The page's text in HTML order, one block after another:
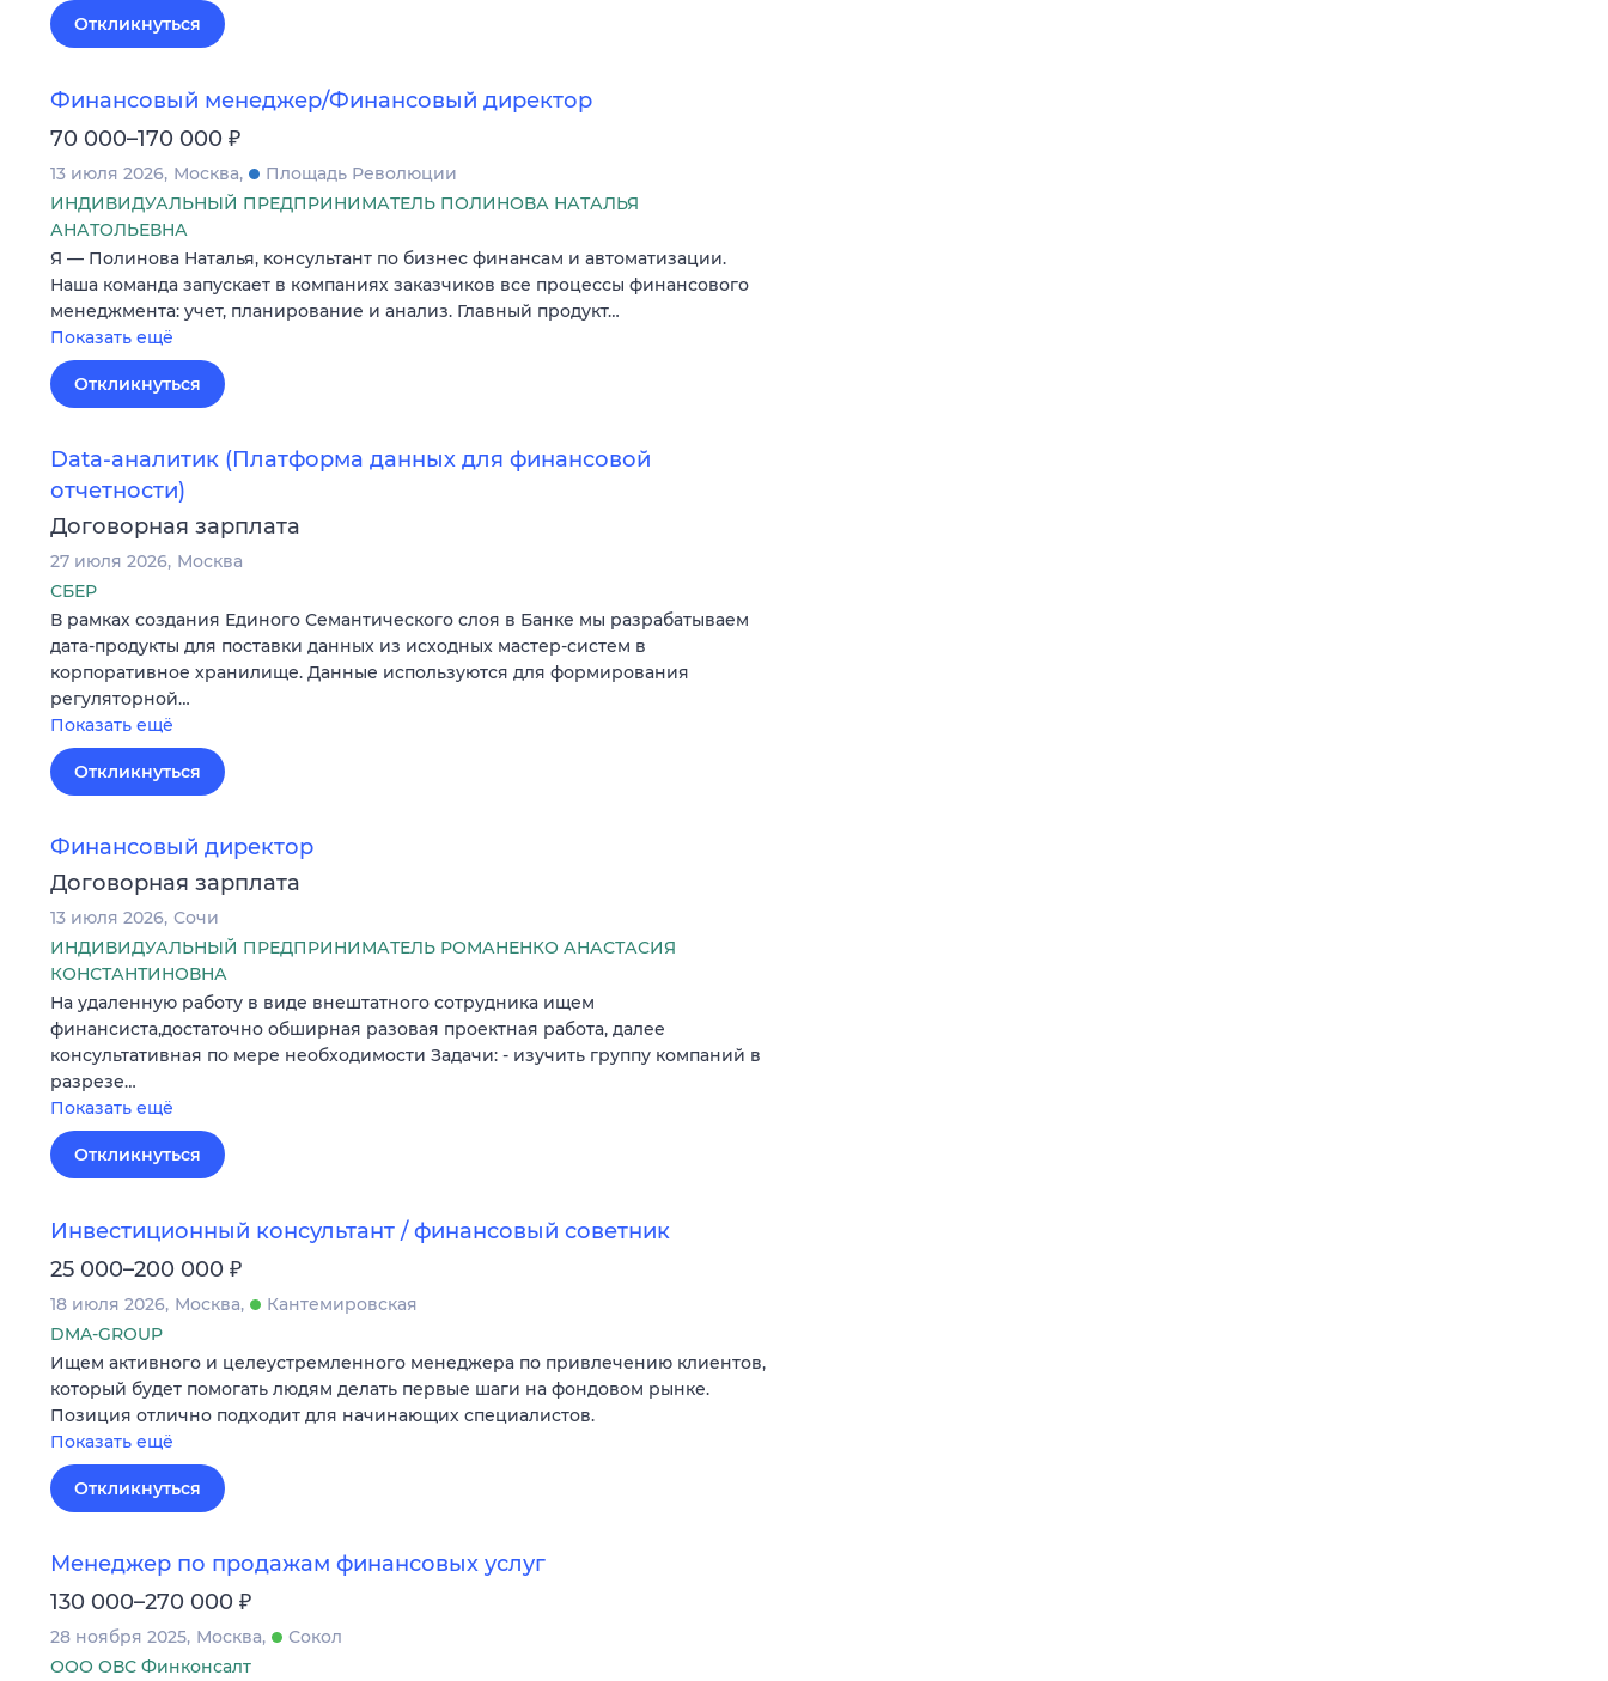
Откликнуться
Финансовый менеджер/Финансовый директор
70 000–170 000 ₽
13 июля 2026 Москва
Площадь Революции
ИНДИВИДУАЛЬНЫЙ ПРЕДПРИНИМАТЕЛЬ ПОЛИНОВА НАТАЛЬЯ
АНАТОЛЬЕВНА
Я — Полинова Наталья, консультант по бизнес финансам и автоматизации.
Наша команда запускает в компаниях заказчиков все процессы финансового
менеджмента: учет, планирование и анализ. Главный продукт…
Показать ещё
Откликнуться
Data-аналитик (Платформа данных для финансовой
отчетности)
Договорная зарплата
27 июля 2026 Москва
СБЕР
В рамках создания Единого Семантического слоя в Банке мы разрабатываем
дата-продукты для поставки данных из исходных мастер-систем в
корпоративное хранилище. Данные используются для формирования
регуляторной…
Показать ещё
Откликнуться
Финансовый директор
Договорная зарплата
13 июля 2026 Сочи
ИНДИВИДУАЛЬНЫЙ ПРЕДПРИНИМАТЕЛЬ РОМАНЕНКО АНАСТАСИЯ
КОНСТАНТИНОВНА
На удаленную работу в виде внештатного сотрудника ищем
финансиста,достаточно обширная разовая проектная работа, далее
консультативная по мере необходимости Задачи: - изучить группу компаний в
разрезе…
Показать ещё
Откликнуться
Инвестиционный консультант / финансовый советник
25 000–200 000 ₽
18 июля 2026 Москва
Кантемировская
DMA-GROUP
Ищем активного и целеустремленного менеджера по привлечению клиентов,
который будет помогать людям делать первые шаги на фондовом рынке.
Позиция отлично подходит для начинающих специалистов.
Показать ещё
Откликнуться
Менеджер по продажам финансовых услуг
130 000–270 000 ₽
28 ноября 2025 Москва
Сокол
ООО ОВС Финконсалт